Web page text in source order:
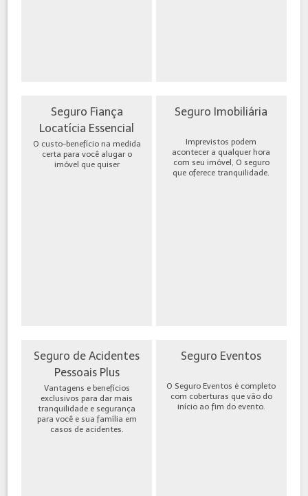
Seguro Fiança
Locatícia Essencial
O custo-benefício na medida
certa para você alugar o
imóvel que quiser
Seguro Imobiliária
Imprevistos podem
acontecer a qualquer hora
com seu imóvel, O seguro
que oferece tranquilidade.
Seguro de Acidentes
Pessoais Plus
Vantagens e benefícios
exclusivos para dar mais
tranquilidade e segurança
para você e sua família em
casos de acidentes.
Seguro Eventos
O Seguro Eventos é completo
com coberturas que vão do
início ao fim do evento.